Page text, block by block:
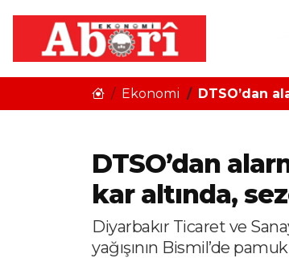
Ekonomi DTSO’dan
DTSO’dan
kar altında,
Diyarbakır Ticaret ve
yağışının Bismil’de